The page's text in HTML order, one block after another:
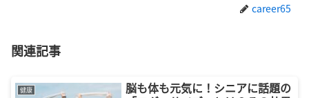
career65
関連記事
健康
脳も体も元気に！シニアに話題の